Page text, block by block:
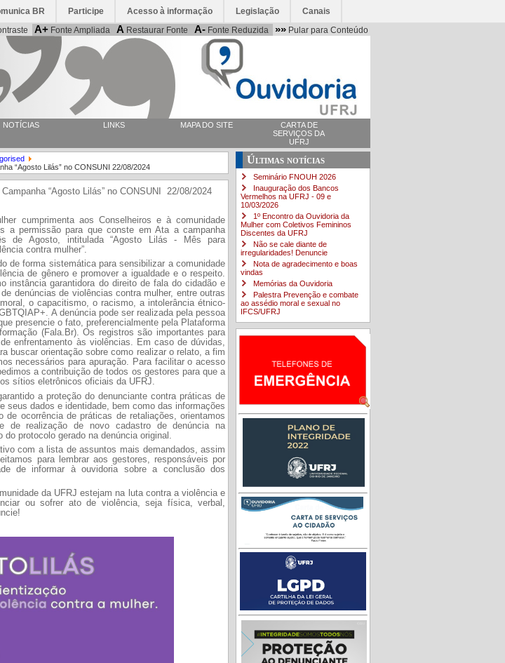
BR Participe Acesso à informação Legislação Canais
A+ Fonte Ampliada A Restaurar Fonte A- Fonte Reduzida »» Pular para Conteúdo
NOTÍCIAS LINKS MAPA DO SITE
CARTA DE
SERVIÇOS DA
UFRJ
“Agosto Lilás” no CONSUNI 22/08/2024
“Agosto Lilás” no CONSUNI 22/08/2024
cumprimenta aos Conselheiros e à comunidade
a permissão para que conste em Ata a campanha
de Agosto, intitulada “Agosto Lilás - Mês para
contra mulher”.
de forma sistemática para sensibilizar a comunidade
de gênero e promover a igualdade e o respeito.
instância garantidora do direito de fala do cidadão e
denúncias de violências contra mulher, entre outras
o capacitismo, o racismo, a intolerância étnico-
A denúncia pode ser realizada pela pessoa
presencie o fato, preferencialmente pela Plataforma
(Fala.Br). Os registros são importantes para
enfrentamento às violências. Em caso de dúvidas,
buscar orientação sobre como realizar o relato, a fim
necessários para apuração. Para facilitar o acesso
a contribuição de todos os gestores para que a
sítios eletrônicos oficiais da UFRJ.
a proteção do denunciante contra práticas de
seus dados e identidade, bem como das informações
de ocorrência de práticas de retaliações, orientamos
de realização de novo cadastro de denúncia na
protocolo gerado na denúncia original.
com a lista de assuntos mais demandados, assim
para lembrar aos gestores, responsáveis por
de informar à ouvidoria sobre a conclusão dos
da UFRJ estejam na luta contra a violência e
ou sofrer ato de violência, seja física, verbal,
Últimas notícias
Seminário FNOUH 2026
Inauguração dos Bancos
Vermelhos na UFRJ - 09 e
10/03/2026
1º Encontro da Ouvidoria da
Mulher com Coletivos Femininos
Discentes da UFRJ
Não se cale diante de
irregularidades! Denuncie
Nota de agradecimento e boas
vindas
Memórias da Ouvidoria
Palestra Prevenção e combate
ao assédio moral e sexual no
IFCS/UFRJ